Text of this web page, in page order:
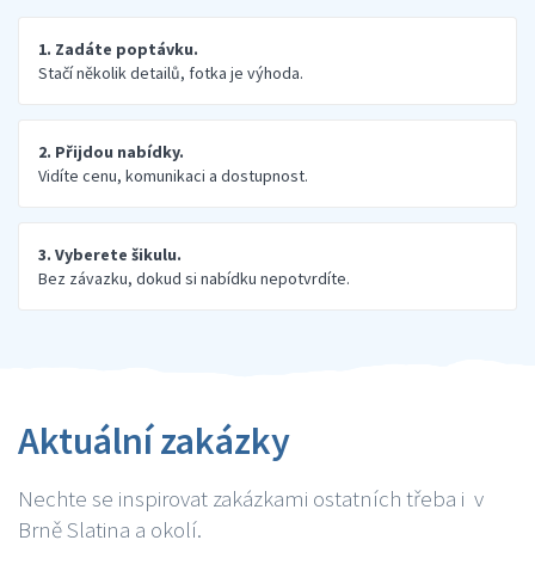
1. Zadáte poptávku.
Stačí několik detailů, fotka je výhoda.
2. Přijdou nabídky.
Vidíte cenu, komunikaci a dostupnost.
3. Vyberete šikulu.
Bez závazku, dokud si nabídku nepotvrdíte.
Aktuální zakázky
Nechte se inspirovat zakázkami ostatních třeba i v
Brně Slatina a okolí.